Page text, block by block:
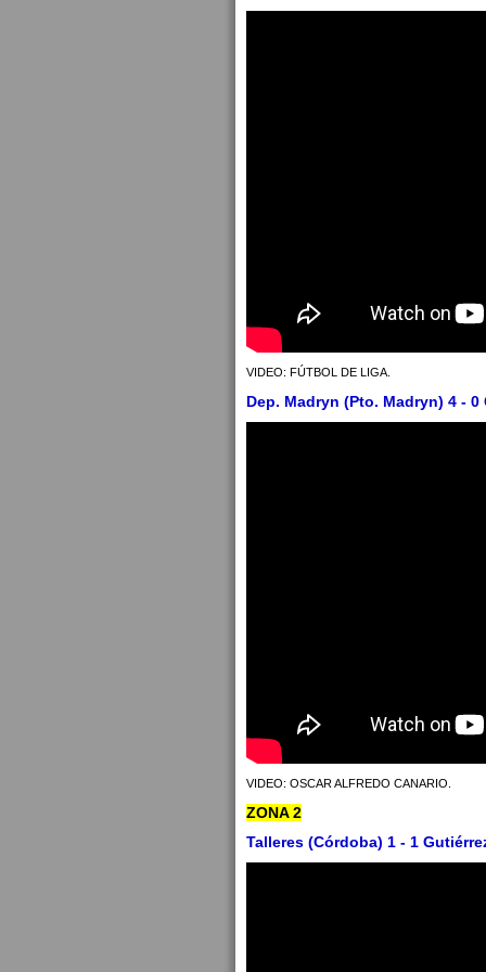
VIDEO: FÚTBOL DE LIGA.
Dep. Madryn (Pto. Madryn) 4 -
VIDEO: OSCAR ALFREDO CANARIO.
ZONA 2
Talleres (Córdoba) 1 - 1